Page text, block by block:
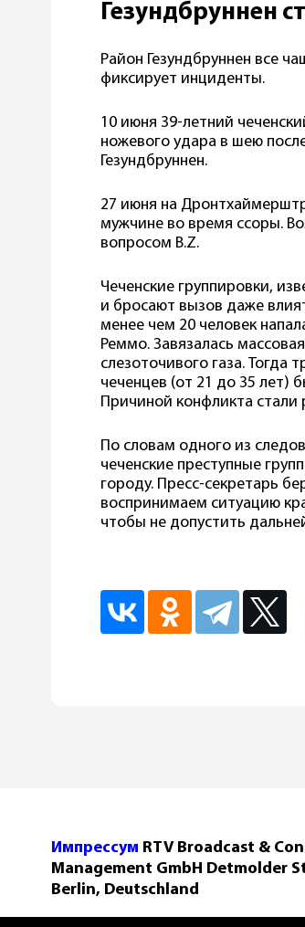
Гезундбруннен
Район Гезундбруннен все
фиксирует инциденты.
10 июня 39-летний
ножевого удара в шею
Гезундбруннен.
27 июня на
мужчине во время ссоры.
вопросом B.Z.
Чеченские группировки,
и бросают вызов даже
менее чем 20 человек
Реммо. Завязалась
слезоточивого газа. Тогда
чеченцев (от 21 до 35 лет)
Причиной конфликта стали
По словам одного из
чеченские преступные
городу. Пресс-секретарь
воспринимаем ситуацию
чтобы не допустить
Импрессум RTV Broadcast &
Management GmbH Detmolder
Berlin, Deutschland